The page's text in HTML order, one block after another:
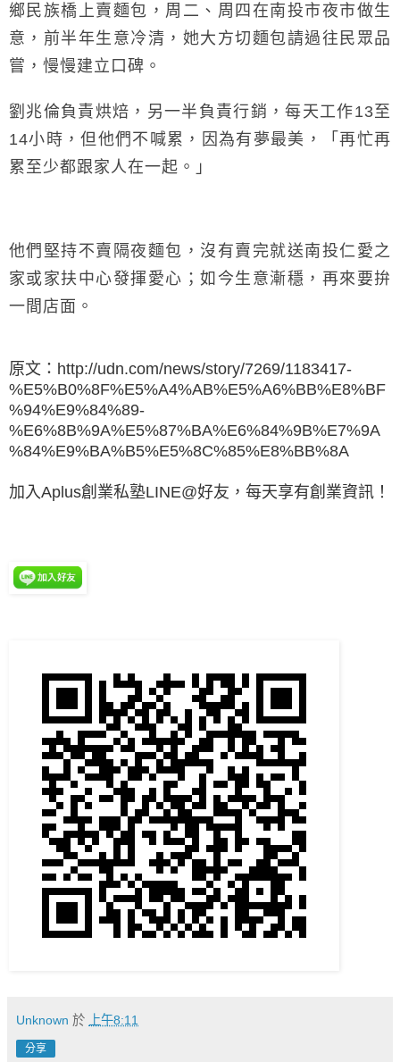
鄉民族橋上賣麵包，周二、周四在南投市夜市做生
意，前半年生意冷清，她大方切麵包請過往民眾品
嘗，慢慢建立口碑。
劉兆倫負責烘焙，另一半負責行銷，每天工作13至
14小時，但他們不喊累，因為有夢最美，「再忙再
累至少都跟家人在一起。」
他們堅持不賣隔夜麵包，沒有賣完就送南投仁愛之
家或家扶中心發揮愛心；如今生意漸穩，再來要拚
一間店面。
原文： http://udn.com/news/story/7269/1183417-
%E5%B0%8F%E5%A4%AB%E5%A6%BB%E8%BF
%94%E9%84%89-
%E6%8B%9A%E5%87%BA%E6%84%9B%E7%9A
%84%E9%BA%B5%E5%8C%85%E8%BB%8A
加入Aplus創業私塾LINE@好友，每天享有創業資訊！
Unknown 於 上午8:11
分享